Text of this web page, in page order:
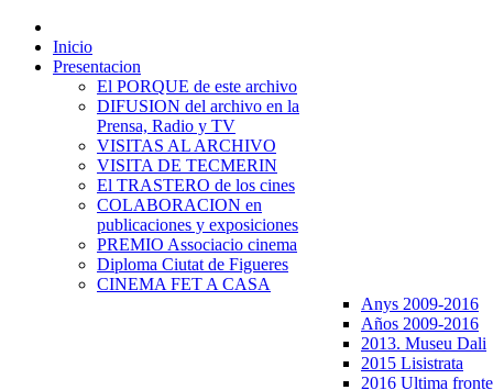
Inicio
Presentacion
El PORQUE de este archivo
DIFUSION del archivo en la
Prensa, Radio y TV
VISITAS AL ARCHIVO
VISITA DE TECMERIN
El TRASTERO de los cines
COLABORACION en
publicaciones y exposiciones
PREMIO Associacio cinema
Diploma Ciutat de Figueres
CINEMA FET A CASA
Anys 2009-2016
Años 2009-2016
2013. Museu Dali
2015 Lisistrata
2016 Ultima